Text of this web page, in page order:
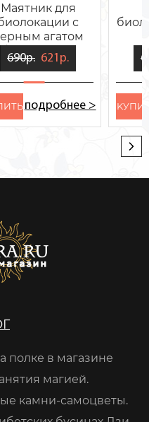
Маятник для
с
агатом
без цепочки
690р. 621р.
подробнее >
полке в магазине
магией.
камни-самоцветы.